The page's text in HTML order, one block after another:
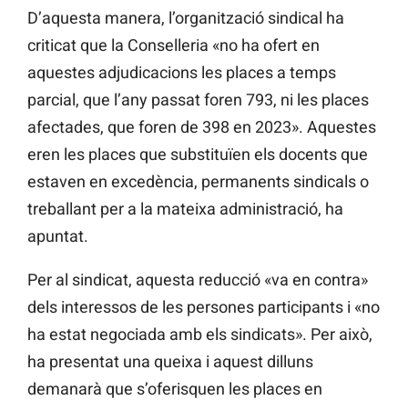
D’aquesta manera, l’organització sindical ha
criticat que la Conselleria «no ha ofert en
aquestes adjudicacions les places a temps
parcial, que l’any passat foren 793, ni les places
afectades, que foren de 398 en 2023». Aquestes
eren les places que substituïen els docents que
estaven en excedència, permanents sindicals o
treballant per a la mateixa administració, ha
apuntat.
Per al sindicat, aquesta reducció «va en contra»
dels interessos de les persones participants i «no
ha estat negociada amb els sindicats». Per això,
ha presentat una queixa i aquest dilluns
demanarà que s’oferisquen les places en